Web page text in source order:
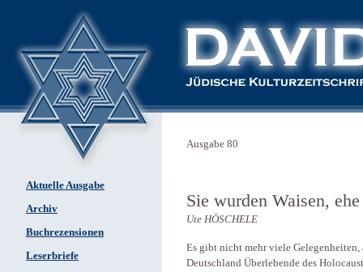
Aktuelle Ausgabe
Archiv
Buchrezensionen
Leserbriefe
Ausgabe 80
Sie wurden Waisen,
Ute HÖSCHELE
Es gibt nicht mehr viele
Deutschland Überlebende des